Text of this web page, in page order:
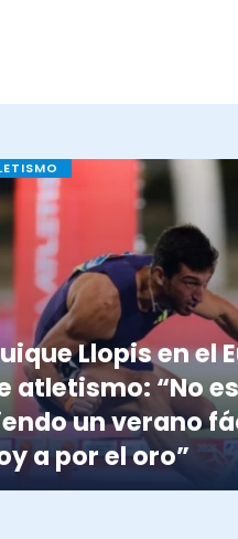
Llopis en el
atletismo: “No
un verano
a por el oro”